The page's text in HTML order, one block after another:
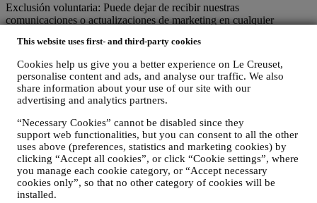
This website uses first- and third-party cookies
Cookies help us give you a better experience on Le Creuset,
personalise content and ads, and analyse our traffic. We also
share information about your use of our site with our
advertising and analytics partners.
“Necessary Cookies” cannot be disabled since they
support web functionalities, but you can consent to all the other
uses above (preferences, statistics and marketing cookies) by
clicking “Accept all cookies”, or click “Cookie settings”, where
you manage each cookie category, or “Accept necessary
cookies only”, so that no other category of cookies will be
installed.
Exclusión voluntaria: Puede dejar de recibir nuestras
comunicaciones o actualizaciones de marketing en cualquier
muestran como parte de la comunicación (por ejemplo, para darse de
baja de la newsletter puede hacer clic en el enlace para darse de baja
que aparece en la parte inferior de cada correo electrónico). En
cualquier caso, si desea poner fin a cualquiera de nuestras
actividades de marketing, envíenos un correo electrónico a
privacy@lecreuset.com
. Procesaremos su exclusión lo antes posible,
pero en algunas circunstancias puede recibir algunos mensajes más
hasta que la exclusión se procese por completo.Por favor,
recuerde que no pasamos ni vendemos sus datos de contacto y
otros datos personales a otras empresas para sus fines de
marketing.
En caso de que haya comprado uno de nuestros productos, podemos